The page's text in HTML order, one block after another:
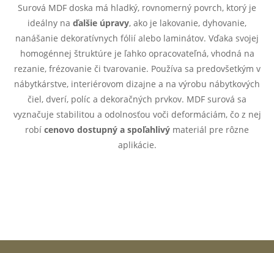
d
a
c
k
Surová MDF doska má hladký, rovnomerný povrch, ktorý je
ideálny na ďalšie úpravy, ako je lakovanie, dyhovanie,
nanášanie dekoratívnych fólií alebo laminátov. Vďaka svojej
homogénnej štruktúre je ľahko opracovateľná, vhodná na
rezanie, frézovanie či tvarovanie. Používa sa predovšetkým v
nábytkárstve, interiérovom dizajne a na výrobu nábytkových
čiel, dverí, políc a dekoračných prvkov. MDF surová sa
vyznačuje stabilitou a odolnosťou voči deformáciám, čo z nej
robí cenovo dostupný a spoľahlivý materiál pre rôzne
aplikácie.